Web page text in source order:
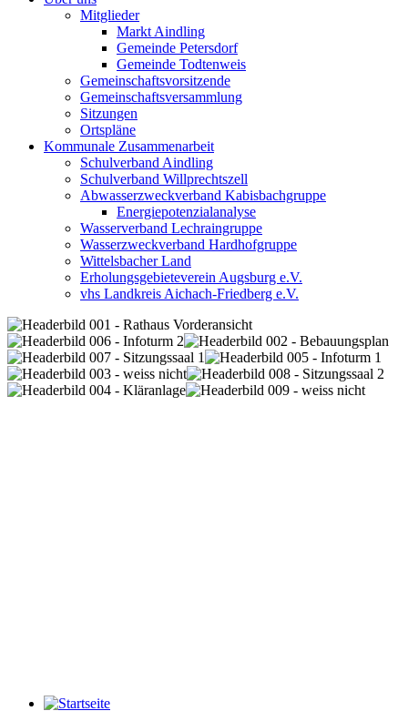
Mitglieder
Markt Aindling
Gemeinde Petersdorf
Gemeinde Todtenweis
Gemeinschaftsvorsitzende
Gemeinschaftsversammlung
Sitzungen
Ortspläne
Kommunale Zusammenarbeit
Schulverband Aindling
Schulverband Willprechtszell
Abwasserzweckverband Kabisbachgruppe
Energiepotenzialanalyse
Wasserverband Lechraingruppe
Wasserzweckverband Hardhofgruppe
Wittelsbacher Land
Erholungsgebieteverein Augsburg e.V.
vhs Landkreis Aichach-Friedberg e.V.